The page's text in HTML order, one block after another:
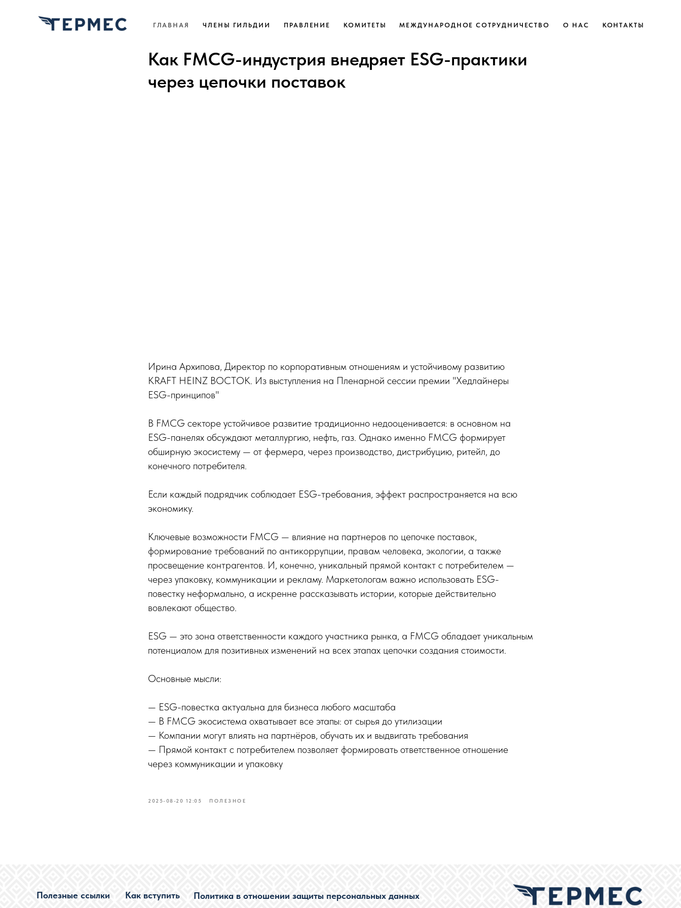
ГЛАВНАЯ ЧЛЕНЫ ГИЛЬДИИ ПРАВЛЕНИЕ КОМИТЕТЫ МЕЖДУНАРОДНОЕ СОТРУДНИЧЕСТВО О НАС КОНТАКТЫ
Как FMCG-индустрия внедряет ESG-практики
через цепочки поставок
Ирина Архипова, Директор по корпоративным отношениям и устойчивому развитию
KRAFT HEINZ ВОСТОК. Из выступления на Пленарной сессии премии "Хедлайнеры
ESG-принципов"
В FMCG секторе устойчивое развитие традиционно недооценивается: в основном на
ESG-панелях обсуждают металлургию, нефть, газ. Однако именно FMCG формирует
обширную экосистему — от фермера, через производство, дистрибуцию, ритейл, до
конечного потребителя.
Если каждый подрядчик соблюдает ESG-требования, эффект распространяется на всю
экономику.
Ключевые возможности FMCG — влияние на партнеров по цепочке поставок,
формирование требований по антикоррупции, правам человека, экологии, а также
просвещение контрагентов. И, конечно, уникальный прямой контакт с потребителем —
через упаковку, коммуникации и рекламу. Маркетологам важно использовать ESG-
повестку неформально, а искренне рассказывать истории, которые действительно
вовлекают общество.
ESG — это зона ответственности каждого участника рынка, а FMCG обладает уникальным
потенциалом для позитивных изменений на всех этапах цепочки создания стоимости.
Основные мысли:
— ESG-повестка актуальна для бизнеса любого масштаба
— В FMCG экосистема охватывает все этапы: от сырья до утилизации
— Компании могут влиять на партнёров, обучать их и выдвигать требования
— Прямой контакт с потребителем позволяет формировать ответственное отношение
через коммуникации и упаковку
2025-08-20 12:05 ПОЛЕЗНОЕ
Полезные ссылки Как вступить Политика в отношении защиты персональных данных